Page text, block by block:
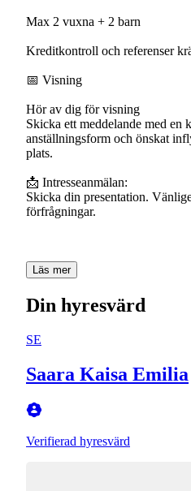
Max 2 vuxna + 2 barn
Kreditkontroll och referenser
📅 Visning
Hör av dig för visning
Skicka ett meddelande med en
anställningsform och önskat
plats.
📩 Intresseanmälan:
Skicka din presentation.
förfrågningar.
Läs mer
Din hyresvärd
SE
Saara Kaisa Emilia
Verifierad hyresvärd